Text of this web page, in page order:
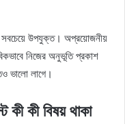
সবচেয়ে উপযুক্ত। অপ্রয়োজনীয়
নিজের অনুভূতি প্রকাশ
ভালো লাগে।
কী কী বিষয় থাকা